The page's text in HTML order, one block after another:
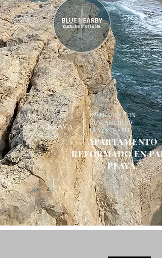
PALS
COSTA BRAVA
€157,000 56M2
INVERSION CON
RENTABILIDAD
DEMOSTRABLE
APARTAMENTO
REFORMADO EN
PLAYA